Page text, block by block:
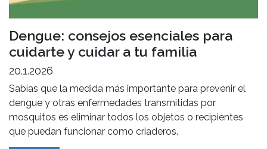
Dengue: consejos esenciales para
cuidarte y cuidar a tu familia
20.1.2026
Sabías que la medida más importante para prevenir el
dengue y otras enfermedades transmitidas por
mosquitos es eliminar todos los objetos o recipientes
que puedan funcionar como criaderos.